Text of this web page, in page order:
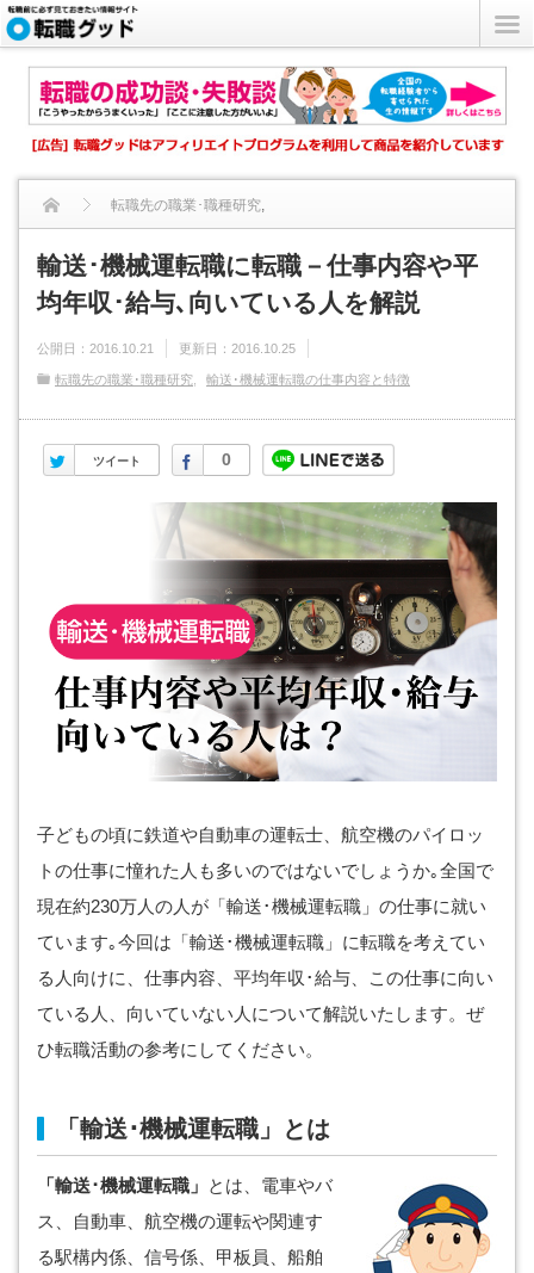
転職先の職業･職種研究,
輸送･機械運転職の仕事内容と特徴
輸送･機械運転職に転職－仕事内容や平均年収･給与､向いている...
輸送･機械運転職に転職－仕事内容や平
均年収･給与､向いている人を解説
公開日： 2016.10.21 更新日： 2016.10.25
転職先の職業･職種研究 輸送･機械運転職の仕事内容と特徴
ツイート
Twitter 0
Facebook
子どもの頃に鉄道や自動車の運転士、航空機のパイロッ
トの仕事に憧れた人も多いのではないでしょうか｡全国で
現在約230万人の人が「輸送･機械運転職」の仕事に就い
ています｡今回は「輸送･機械運転職」に転職を考えてい
る人向けに、仕事内容、平均年収･給与、この仕事に向い
ている人、向いていない人について解説いたします。ぜ
ひ転職活動の参考にしてください。
「輸送･機械運転職」とは
「輸送･機械運転職」 とは、電車やバ
ス、自動車、航空機の運転や関連す
る駅構内係、信号係、甲板員、船舶